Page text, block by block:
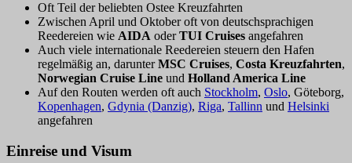
Oft Teil der beliebten Ostee Kreuzfahrten
Zwischen April und Oktober oft von deutschsprachigen
Reedereien wie AIDA oderTUI Cruises angefahren
Auch viele internationale Reedereien steuern den Hafen
regelmäßig an, darunterMSC Cruises, Costa Kreuzfahrten,
Norwegian Cruise Line und Holland America Line
Auf den Routen werden oft auch Stockholm, Oslo, Göteborg,
Kopenhagen, Gdynia (Danzig), Riga, Tallinn und Helsinki
angefahren
Einreise und Visum